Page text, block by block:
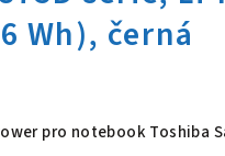
pro
pro notebook Toshiba